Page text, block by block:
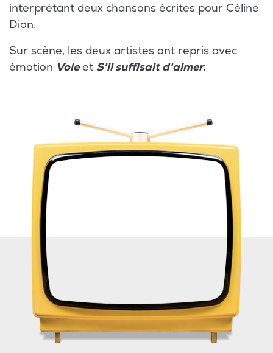
interprétant deux chansons écrites pour Céline
Dion.
Sur scène, les deux artistes ont repris avec
émotion Voleet S'il suffisait d'aimer.